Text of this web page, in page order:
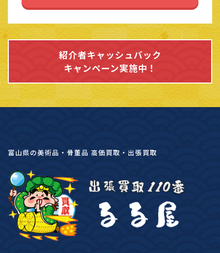
紹介者キャッシュバック
キャンペーン実施中！
富山県の美術品・骨董品 高価買取・出張買取